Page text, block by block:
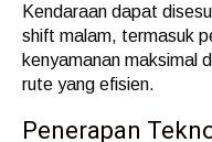
Kendaraan dapat
shift malam, termasuk
kenyamanan maksimal
rute yang efisien.
Penerapan